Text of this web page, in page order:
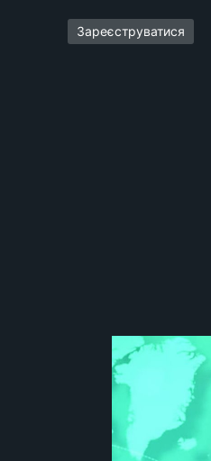
Зареєструватися